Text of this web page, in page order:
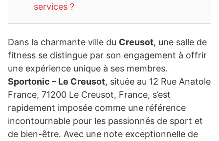
services ?
Dans la charmante ville du Creusot, une salle de
fitness se distingue par son engagement à offrir
une expérience unique à ses membres.
Sportonic – Le Creusot, située au 12 Rue Anatole
France, 71200 Le Creusot, France, s’est
rapidement imposée comme une référence
incontournable pour les passionnés de sport et
de bien-être. Avec une note exceptionnelle de